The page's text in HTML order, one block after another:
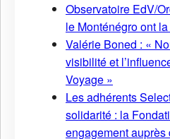
Observatoire EdV/
le Monténégro ont
Valérie Boned : «
visibilité et
Voyage »
Les adhérents
solidarité : la
engagement